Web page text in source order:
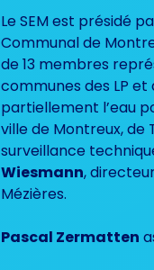
Le SEM est présidé
Communal de
de 13 membres
communes des LP et
partiellement l’eau
ville de Montreux, de
surveillance
Wiesmann,
Mézières.
Pascal Zermatten